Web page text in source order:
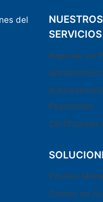
del
NUESTROS
SERVICIOS
Reportar un
Peatonales
Certificación
Pasillos
Control de